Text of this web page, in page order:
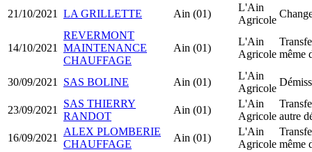
21/10/2021
LA GRILLETTE Ain (01)
L'Ain
Agricole
14/10/2021
REVERMONT
MAINTENANCE
CHAUFFAGE
Ain (01)
L'Ain
Agricole même
30/09/2021 SAS BOLINE Ain (01)
L'Ain
Agricole
23/09/2021
SAS THIERRY
RANDOT
Ain (01)
L'Ain
Agricole autre
16/09/2021
ALEX PLOMBERIE
CHAUFFAGE
Ain (01)
L'Ain
Agricole même